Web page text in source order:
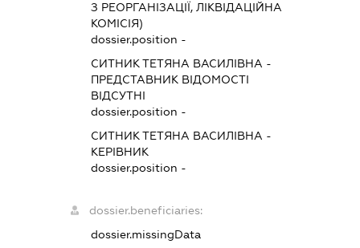
З РЕОРГАНІЗАЦІЇ, ЛІКВІДАЦІЙНА
КОМІСІЯ)
dossier.position -
СИТНИК ТЕТЯНА ВАСИЛІВНА -
ПРЕДСТАВНИК ВІДОМОСТІ
ВІДСУТНІ
dossier.position -
СИТНИК ТЕТЯНА ВАСИЛІВНА -
КЕРІВНИК
dossier.position -
dossier.beneficiaries:
dossier.missingData